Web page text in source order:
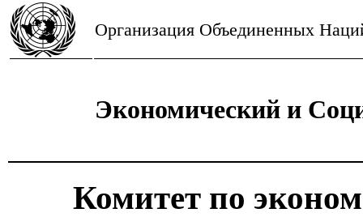
Организация Объединенных
Экономический и
Комитет по